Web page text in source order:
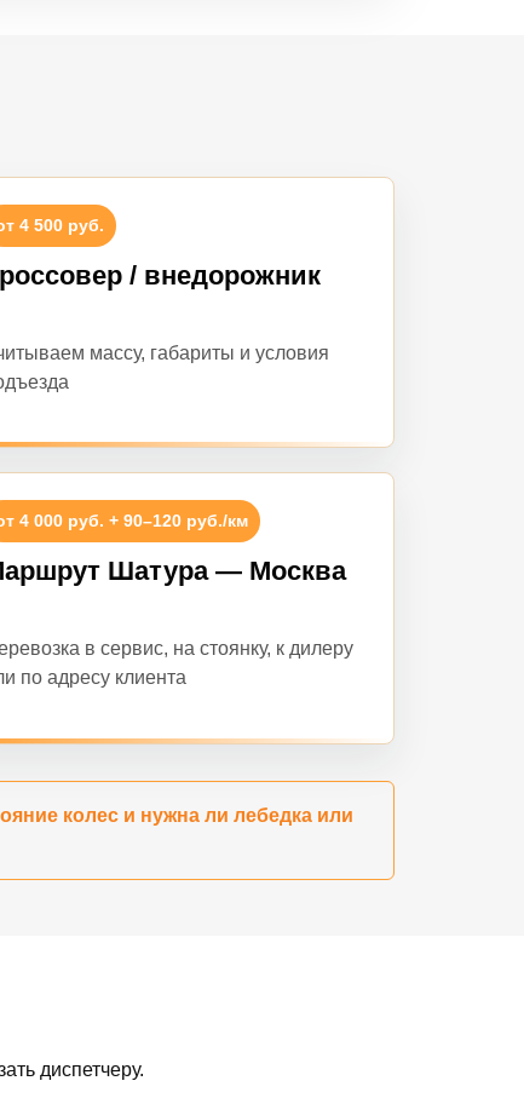
4 500 руб.
/ внедорожник
массу, габариты и условия
4 000 руб. + 90–120 руб./км
Шатура — Москва
в сервис, на стоянку, к дилеру
по адресу клиента
колес и нужна ли лебедка или
диспетчеру.